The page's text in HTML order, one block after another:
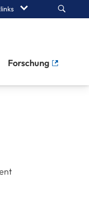
Search
Forschung